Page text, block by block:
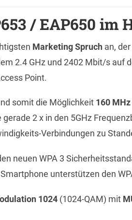
/ EAP650 im
Marketing Spruchan, der
2.4 GHz und 2402 Mbit/s auf
Point.
somit die Möglichkeit 160
2 x in den 5GHz
Verbindungen zu
neuen WPA 3
unterstützen den
1024(1024-QAM) mit